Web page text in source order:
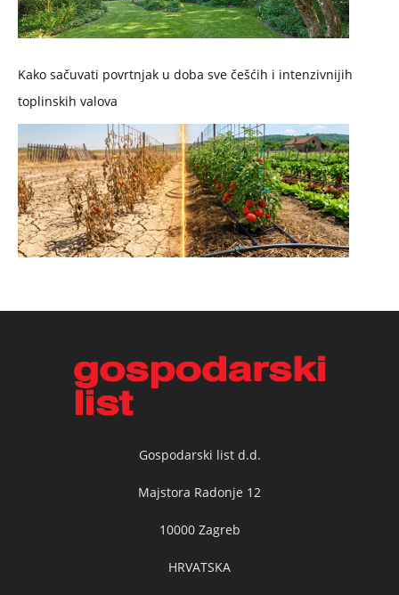
Kako sačuvati povrtnjak u doba sve češćih i intenzivnijih
toplinskih valova
Gospodarski list d.d.
Majstora Radonje 12
10000 Zagreb
HRVATSKA